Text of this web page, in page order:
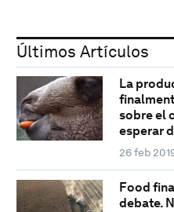
Últimos Artículos
La
sobre el
esperar
26 feb
Food
debate.